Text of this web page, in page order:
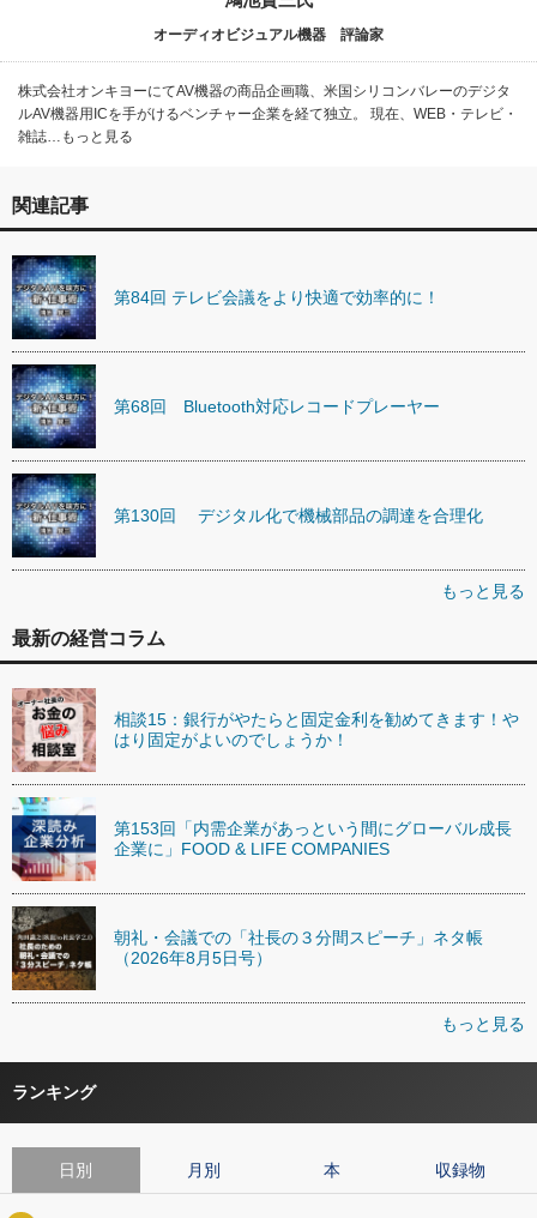
オーディオビジュアル機器 評論家
株式会社オンキヨーにてAV機器の商品企画職、米国シリコンバレーのデジタ
ルAV機器用ICを手がけるベンチャー企業を経て独立。 現在、WEB・テレビ・
雑誌…もっと見る
関連記事
第84回 テレビ会議をより快適で効率的に！
第68回 Bluetooth対応レコードプレーヤー
第130回 デジタル化で機械部品の調達を合理化
もっと見る
最新の経営コラム
相談15：銀行がやたらと固定金利を勧めてきます！や
はり固定がよいのでしょうか！
第153回「内需企業があっという間にグローバル成長
企業に」FOOD & LIFE COMPANIES
朝礼・会議での「社長の３分間スピーチ」ネタ帳
（2026年8月5日号）
もっと見る
ランキング
日別 月別 本 収録物